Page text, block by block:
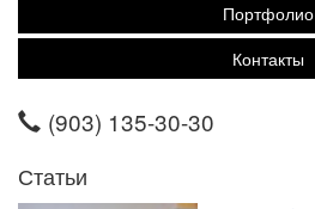
Портфолио
Контакты
(903) 135-30-30
Статьи